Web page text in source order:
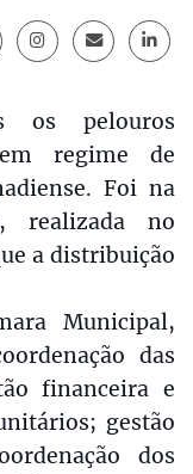
os pelouros
regime de
Foi na
realizada no
a distribuição
Municipal,
das
financeira e
gestão
dos